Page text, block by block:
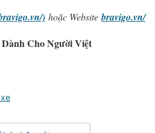
) hoặc Websitebravigo.vn/
Cho Người Việt